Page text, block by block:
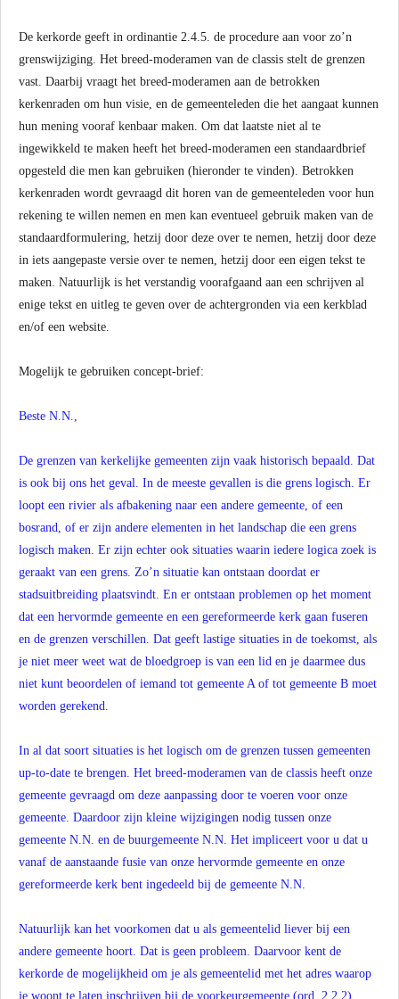
De kerkorde geeft in ordinantie 2.4.5. de procedure aan voor zo’n
grenswijziging. Het breed-moderamen van de classis stelt de grenzen
vast. Daarbij vraagt het breed-moderamen aan de betrokken
kerkenraden om hun visie, en de gemeenteleden die het aangaat kunnen
hun mening vooraf kenbaar maken. Om dat laatste niet al te
ingewikkeld te maken heeft het breed-moderamen een standaardbrief
opgesteld die men kan gebruiken (hieronder te vinden). Betrokken
kerkenraden wordt gevraagd dit horen van de gemeenteleden voor hun
rekening te willen nemen en men kan eventueel gebruik maken van de
standaardformulering, hetzij door deze over te nemen, hetzij door deze
in iets aangepaste versie over te nemen, hetzij door een eigen tekst te
maken. Natuurlijk is het verstandig voorafgaand aan een schrijven al
enige tekst en uitleg te geven over de achtergronden via een kerkblad
en/of een website.
Mogelijk te gebruiken concept-brief:
Beste N.N.,
De grenzen van kerkelijke gemeenten zijn vaak historisch bepaald. Dat
is ook bij ons het geval. In de meeste gevallen is die grens logisch. Er
loopt een rivier als afbakening naar een andere gemeente, of een
bosrand, of er zijn andere elementen in het landschap die een grens
logisch maken. Er zijn echter ook situaties waarin iedere logica zoek is
geraakt van een grens. Zo’n situatie kan ontstaan doordat er
stadsuitbreiding plaatsvindt. En er ontstaan problemen op het moment
dat een hervormde gemeente en een gereformeerde kerk gaan fuseren
en de grenzen verschillen. Dat geeft lastige situaties in de toekomst, als
je niet meer weet wat de bloedgroep is van een lid en je daarmee dus
niet kunt beoordelen of iemand tot gemeente A of tot gemeente B moet
worden gerekend.
In al dat soort situaties is het logisch om de grenzen tussen gemeenten
up-to-date te brengen. Het breed-moderamen van de classis heeft onze
gemeente gevraagd om deze aanpassing door te voeren voor onze
gemeente. Daardoor zijn kleine wijzigingen nodig tussen onze
gemeente N.N. en de buurgemeente N.N. Het impliceert voor u dat u
vanaf de aanstaande fusie van onze hervormde gemeente en onze
gereformeerde kerk bent ingedeeld bij de gemeente N.N.
Natuurlijk kan het voorkomen dat u als gemeentelid liever bij een
andere gemeente hoort. Dat is geen probleem. Daarvoor kent de
kerkorde de mogelijkheid om je als gemeentelid met het adres waarop
je woont te laten inschrijven bij de voorkeurgemeente (ord. 2.2.2).